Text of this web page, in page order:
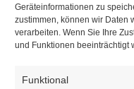
Geräteinformationen zu
zustimmen, können wir Daten
verarbeiten. Wenn Sie Ihre
und Funktionen beeinträchtigt
Funktional